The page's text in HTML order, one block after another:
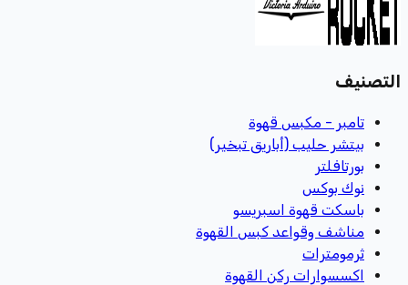
التصنيف
تامبر - مكبس قهوة
بيتشر حليب (أباريق تبخير)
بورتافلتر
نوك بوكس
باسكت قهوة اسبريسو
مناشف وقواعد كبس القهوة
ثرمومترات
اكسسوارات ركن القهوة